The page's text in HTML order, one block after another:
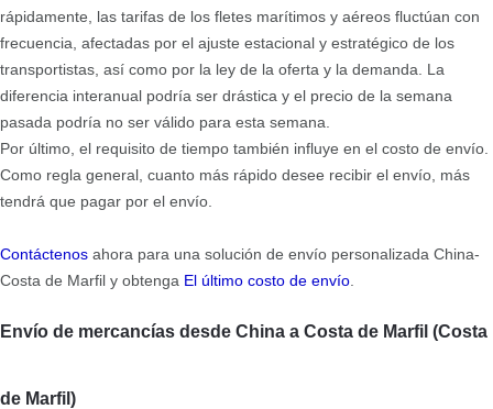
rápidamente, las tarifas de los fletes marítimos y aéreos fluctúan con
frecuencia, afectadas por el ajuste estacional y estratégico de los
transportistas, así como por la ley de la oferta y la demanda. La
diferencia interanual podría ser drástica y el precio de la semana
pasada podría no ser válido para esta semana.
Por último, el requisito de tiempo también influye en el costo de envío.
Como regla general, cuanto más rápido desee recibir el envío, más
tendrá que pagar por el envío.
Contáctenos ahora para una solución de envío personalizada China-
Costa de Marfil y obtenga El último costo de envío
Envío de mercancías desde China a Costa de Marfil (Costa
de Marfil)